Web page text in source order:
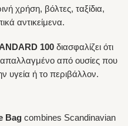
χρήση, βόλτες, ταξίδια,
αντικείμενα.
100 διασφαλίζει ότι
απαλλαγμένο από ουσίες που
υγεία ή το περιβάλλον.
Bag combines Scandinavian